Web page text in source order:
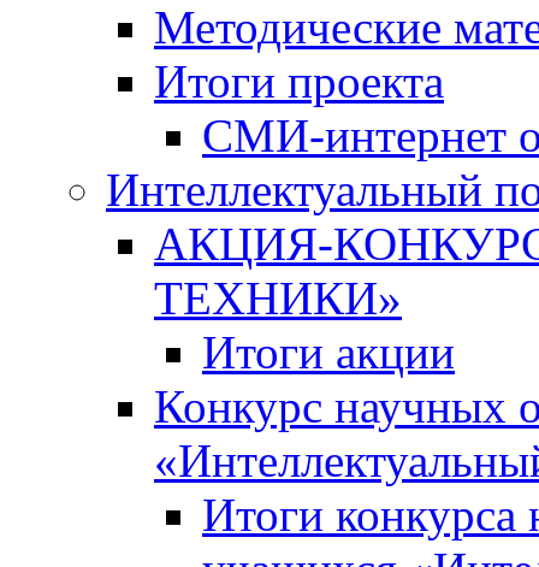
Методические
Итоги проекта
СМИ-интернет
Интеллектуальный
АКЦИЯ-
ТЕХНИКИ»
Итоги акции
Конкурс научных
Итоги